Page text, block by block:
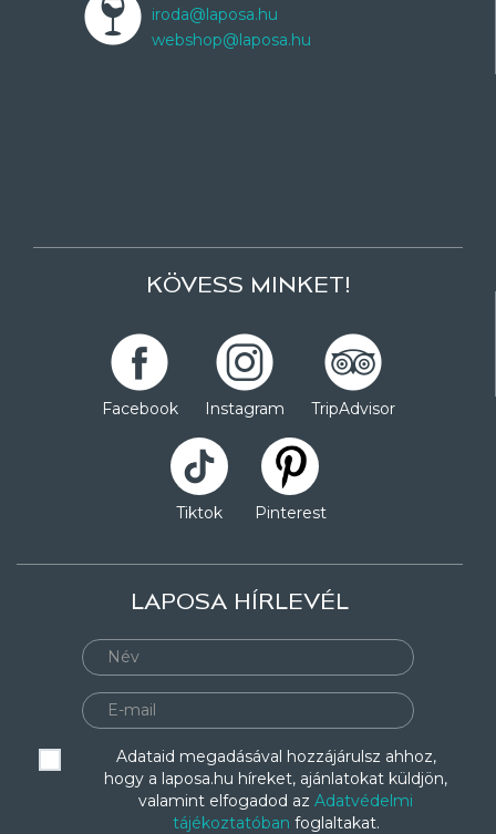
iroda@laposa.hu
webshop@laposa.hu
KÖVESS MINKET!
Facebook Instagram TripAdvisor
Tiktok Pinterest
LAPOSA HÍRLEVÉL
Adataid megadásával hozzájárulsz ahhoz,
hogy a laposa.hu híreket, ajánlatokat küldjön,
valamint elfogadod az Adatvédelmi
tájékoztatóban foglaltakat.